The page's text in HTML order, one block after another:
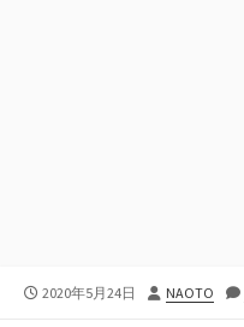
公
2020年5月24日
投
NAOTO